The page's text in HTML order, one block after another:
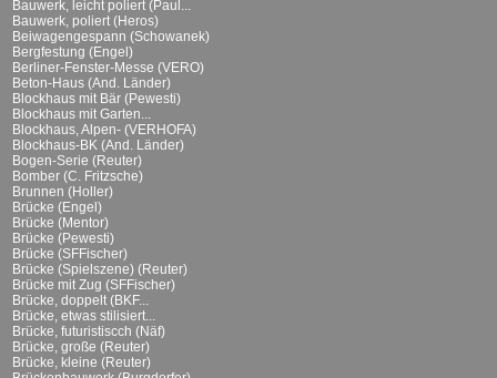
Bauwerk, leicht poliert (Paul...
Bauwerk, poliert (Heros)
Beiwagengespann (Schowanek)
Bergfestung (Engel)
Berliner-Fenster-Messe (VERO)
Beton-Haus (And. Länder)
Blockhaus mit Bär (Pewesti)
Blockhaus mit Garten...
Blockhaus, Alpen- (VERHOFA)
Blockhaus-BK (And. Länder)
Bogen-Serie (Reuter)
Bomber (C. Fritzsche)
Brunnen (Holler)
Brücke (Engel)
Brücke (Mentor)
Brücke (Pewesti)
Brücke (SFFischer)
Brücke (Spielszene) (Reuter)
Brücke mit Zug (SFFischer)
Brücke, doppelt (BKF...
Brücke, etwas stilisiert...
Brücke, futuristiscch (Näf)
Brücke, große (Reuter)
Brücke, kleine (Reuter)